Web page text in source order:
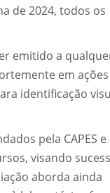
de 2024, todos os
emitido a
em
identificação
pela CAPES e
visando
aborda ainda